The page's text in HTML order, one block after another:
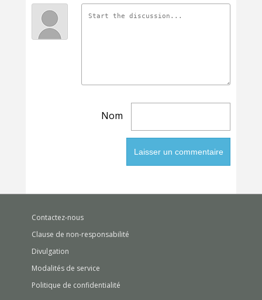
Nom
Contactez-nous
Clause de non-responsabilité
Divulgation
Modalités de service
Politique de confidentialité